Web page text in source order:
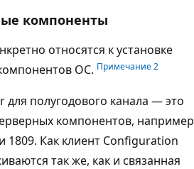
компоненты
относятся к установке
ОС. Примечание 2
для полугодового канала — это
компонентов, например
1809. Как клиент Configuration
так же, как и связанная